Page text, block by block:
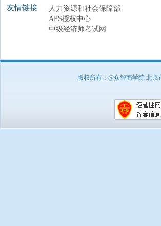
友情链接 人力资源和社会保障部
APS授权中心
中级经济师考试网
版权所有：@众智商学院 北